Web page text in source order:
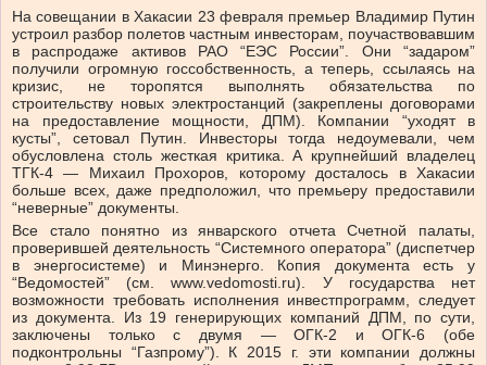
На совещании в Хакасии 23 февраля премьер Владимир Путин
устроил разбор полетов частным инвесторам, поучаствовавшим
в распродаже активов РАО “ЕЭС России”. Они “задаром”
получили огромную госсобственность, а теперь, ссылаясь на
кризис, не торопятся выполнять обязательства по
строительству новых электростанций (закреплены договорами
на предоставление мощности, ДПМ). Компании “уходят в
кусты”, сетовал Путин. Инвесторы тогда недоумевали, чем
обусловлена столь жесткая критика. А крупнейший владелец
ТГК-4 — Михаил Прохоров, которому досталось в Хакасии
больше всех, даже предположил, что премьеру предоставили
“неверные” документы.
Все стало понятно из январского отчета Счетной палаты,
проверившей деятельность “Системного оператора” (диспетчер
в энергосистеме) и Минэнерго. Копия документа есть у
“Ведомостей” (см. www.vedomosti.ru). У государства нет
возможности требовать исполнения инвестпрограмм, следует
из документа. Из 19 генерирующих компаний ДПМ, по сути,
заключены только с двумя — ОГК-2 и ОГК-6 (обе
подконтрольны “Газпрому”). К 2015 г. эти компании должны